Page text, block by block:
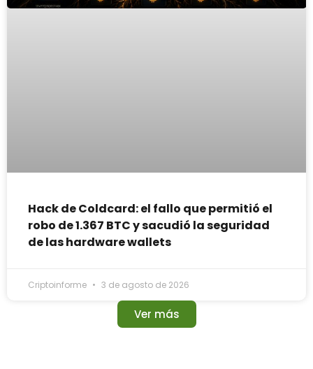
Hack de Coldcard: el fallo que permitió el
robo de 1.367 BTC y sacudió la seguridad
de las hardware wallets
Criptoinforme 3 de agosto de 2026
Ver más